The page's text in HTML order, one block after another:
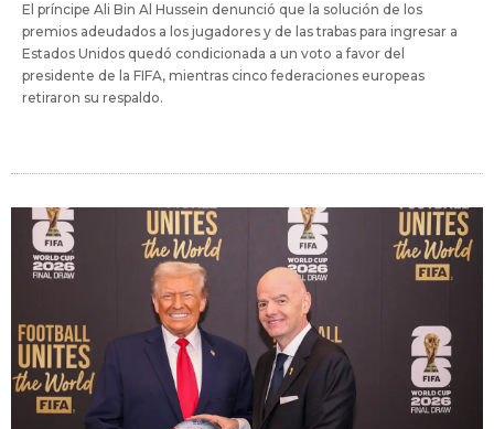
El príncipe Ali Bin Al Hussein denunció que la solución de los
premios adeudados a los jugadores y de las trabas para ingresar a
Estados Unidos quedó condicionada a un voto a favor del
presidente de la FIFA, mientras cinco federaciones europeas
retiraron su respaldo.